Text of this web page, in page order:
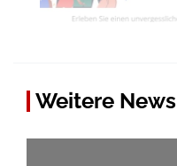
Weitere News